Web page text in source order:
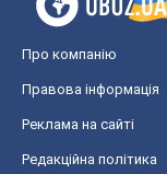
Про компанію
Правова інформація
Реклама на сайті
Редакційна політика